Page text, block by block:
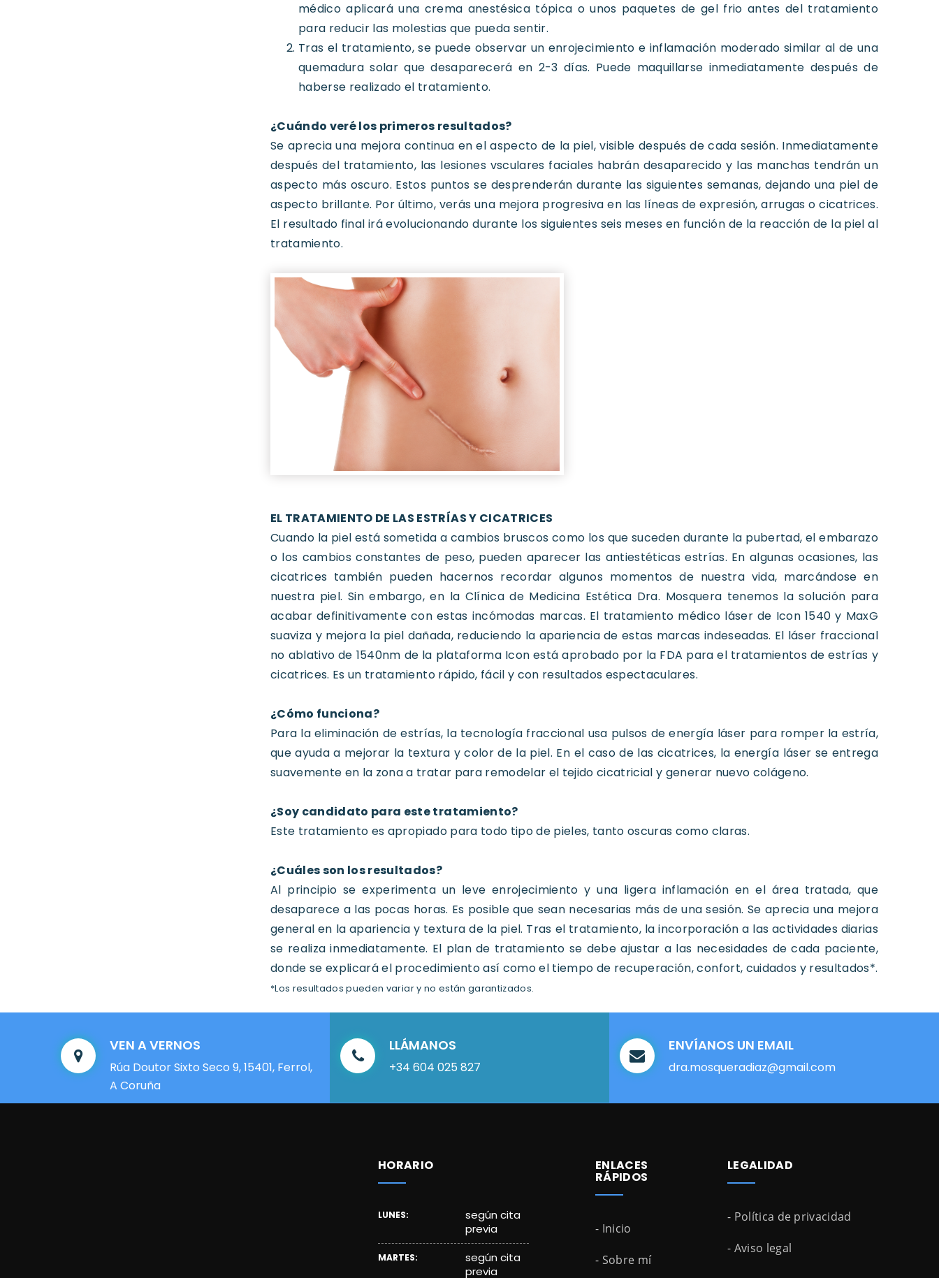
médico aplicará una crema anestésica tópica o unos paquetes de gel frio antes del tratamiento
para reducir las molestias que pueda sentir.
Tras el tratamiento, se puede observar un enrojecimiento e inflamación moderado similar al de una
quemadura solar que desaparecerá en 2-3 días. Puede maquillarse inmediatamente después de
haberse realizado el tratamiento.
¿Cuándo veré los primeros resultados?
Se aprecia una mejora continua en el aspecto de la piel, visible después de cada sesión. Inmediatamente
después del tratamiento, las lesiones vsculares faciales habrán desaparecido y las manchas tendrán un
aspecto más oscuro. Estos puntos se desprenderán durante las siguientes semanas, dejando una piel de
aspecto brillante. Por último, verás una mejora progresiva en las líneas de expresión, arrugas o cicatrices.
El resultado final irá evolucionando durante los siguientes seis meses en función de la reacción de la piel al
tratamiento.
EL TRATAMIENTO DE LAS ESTRÍAS Y CICATRICES
Cuando la piel está sometida a cambios bruscos como los que suceden durante la pubertad, el embarazo
o los cambios constantes de peso, pueden aparecer las antiestéticas estrías. En algunas ocasiones, las
cicatrices también pueden hacernos recordar algunos momentos de nuestra vida, marcándose en
nuestra piel. Sin embargo, en la Clínica de Medicina Estética Dra. Mosquera tenemos la solución para
acabar definitivamente con estas incómodas marcas. El tratamiento médico láser de Icon 1540 y MaxG
suaviza y mejora la piel dañada, reduciendo la apariencia de estas marcas indeseadas. El láser fraccional
no ablativo de 1540nm de la plataforma Icon está aprobado por la FDA para el tratamientos de estrías y
cicatrices. Es un tratamiento rápido, fácil y con resultados espectaculares.
¿Cómo funciona?
Para la eliminación de estrías, la tecnología fraccional usa pulsos de energía láser para romper la estría,
que ayuda a mejorar la textura y color de la piel. En el caso de las cicatrices, la energía láser se entrega
suavemente en la zona a tratar para remodelar el tejido cicatricial y generar nuevo colágeno.
¿Soy candidato para este tratamiento?
Este tratamiento es apropiado para todo tipo de pieles, tanto oscuras como claras.
¿Cuáles son los resultados?
Al principio se experimenta un leve enrojecimiento y una ligera inflamación en el área tratada, que
desaparece a las pocas horas. Es posible que sean necesarias más de una sesión. Se aprecia una mejora
general en la apariencia y textura de la piel. Tras el tratamiento, la incorporación a las actividades diarias
se realiza inmediatamente. El plan de tratamiento se debe ajustar a las necesidades de cada paciente,
donde se explicará el procedimiento así como el tiempo de recuperación, confort, cuidados y resultados*.
*Los resultados pueden variar y no están garantizados.
VEN A VERNOS
Rúa Doutor Sixto Seco 9, 15401, Ferrol,
A Coruña
LLÁMANOS
+34 604 025 827
ENVÍANOS UN EMAIL
dra.mosqueradiaz@gmail.com
HORARIO
LUNES:
según cita
previa
MARTES:
según cita
previa
ENLACES
RÁPIDOS
- Inicio
- Sobre mí
LEGALIDAD
- Política de privacidad
- Aviso legal